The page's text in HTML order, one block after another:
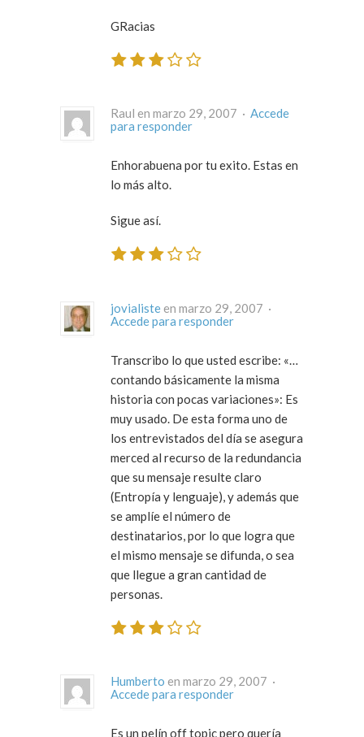
GRacias
Raul en marzo 29, 2007 · Accede
para responder
Enhorabuena por tu exito. Estas en
lo más alto.
Sigue así.
jovialiste
en marzo 29, 2007 ·
Accede para responder
Transcribo lo que usted escribe: «…
contando básicamente la misma
historia con pocas variaciones»: Es
muy usado. De esta forma uno de
los entrevistados del día se asegura
merced al recurso de la redundancia
que su mensaje resulte claro
(Entropía y lenguaje), y además que
se amplíe el número de
destinatarios, por lo que logra que
el mismo mensaje se difunda, o sea
que llegue a gran cantidad de
personas.
Humberto
en marzo 29, 2007 ·
Accede para responder
Es un pelín off topic pero quería